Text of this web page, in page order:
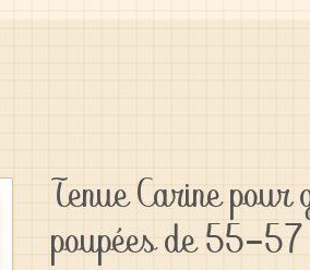
Tenue Carine pour
poupées de 55-57